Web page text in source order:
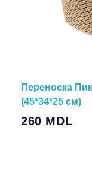
Переноска
(45*34*25 см)
260 MDL